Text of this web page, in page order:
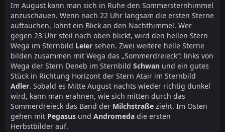
Im August kann man sich in Ruhe den Sommersternhimmel
anzuschauen. Wenn nach 22 Uhr langsam die ersten Sterne
auftauchen, lohnt ein Blick an den Nachthimmel. Wer
gegen 23 Uhr steil nach oben blickt, wird den hellen Stern
Wega im Sternbild Leier sehen. Zwei weitere helle Sterne
bilden zusammen mit Wega das „Sommerdreieck“: links von
Wega der Stern Deneb im Sternbild Schwan und ein gutes
Stück in Richtung Horizont der Stern Atair im Sternbild
Adler. Sobald es Mitte August nachts wieder richtig dunkel
wird, kann man erahnen, wie sich mitten durch das
Sommerdreieck das Band der Milchstraße zieht. Im Osten
gehen mit Pegasus und Andromeda die ersten
Herbstbilder auf.